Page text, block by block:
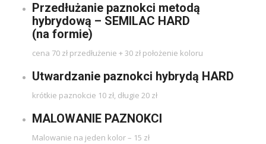
Przedłużanie paznokci metodą
hybrydową – SEMILAC HARD
(na formie)
cena 70 zł przedłużenie + 30 zł położenie koloru
Utwardzanie paznokci hybrydą HARD
krótkie paznokcie 10 zł, długie 20 zł
MALOWANIE PAZNOKCI
Malowanie na jeden kolor – 15 zł